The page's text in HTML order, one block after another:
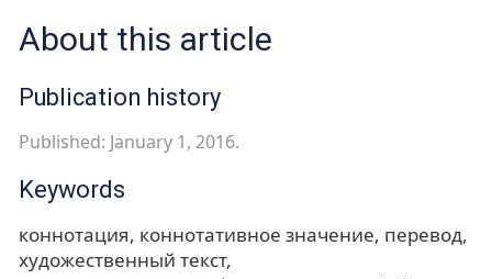
About this article
Publication history
Published: January 1, 2016.
Keywords
коннотация коннотативное значение перевод
художественный текст